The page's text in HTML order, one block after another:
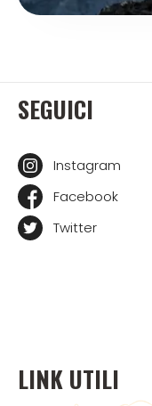
SEGUICI
Instagram
Facebook
Twitter
LINK UTILI